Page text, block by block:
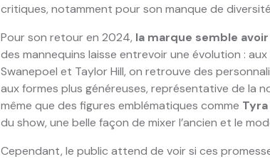
critiques, notamment pour son manque de
Pour son retour en 2024, la marque semble
des mannequins laisse entrevoir une évolution :
Swanepoel et Taylor Hill, on retrouve des
aux formes plus généreuses, représentative de la
même que des figures emblématiques comme Tyra
du show, une belle façon de mixer l’ancien et le
Cependant, le public attend de voir si ces